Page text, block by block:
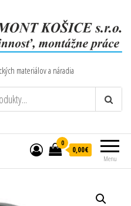
materiálov a náradia
Menu
0
0,00€